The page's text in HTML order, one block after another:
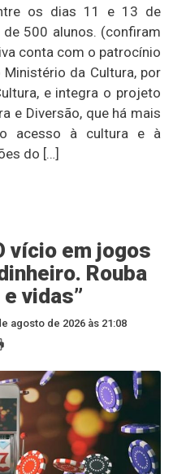
os dias 11 e 13 de
500 alunos. (confiram
conta com o patrocínio
da Cultura, por
e integra o projeto
e Diversão, que há mais
acesso à cultura e à
do […]
vício em jogos
Rouba
vidas”
agosto de 2026 às 21:08